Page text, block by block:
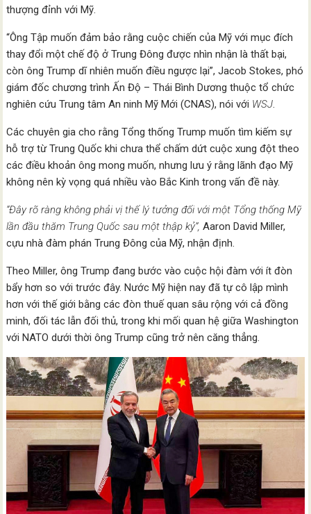
thượng đỉnh với Mỹ.
“Ông Tập muốn đảm bảo rằng cuộc chiến của Mỹ với mục đích
thay đổi một chế độ ở Trung Đông được nhìn nhận là thất bại,
còn ông Trump dĩ nhiên muốn điều ngược lại”, Jacob Stokes, phó
giám đốc chương trình Ấn Độ – Thái Bình Dương thuộc tổ chức
nghiên cứu Trung tâm An ninh Mỹ Mới (CNAS), nói với WSJ.
Các chuyên gia cho rằng Tổng thống Trump muốn tìm kiếm sự
hỗ trợ từ Trung Quốc khi chưa thể chấm dứt cuộc xung đột theo
các điều khoản ông mong muốn, nhưng lưu ý rằng lãnh đạo Mỹ
không nên kỳ vọng quá nhiều vào Bắc Kinh trong vấn đề này.
“Đây rõ ràng không phải vị thế lý tưởng đối với một Tổng thống Mỹ
lần đầu thăm Trung Quốc sau một thập kỷ”, Aaron David Miller,
cựu nhà đàm phán Trung Đông của Mỹ, nhận định.
Theo Miller, ông Trump đang bước vào cuộc hội đàm với ít đòn
bẩy hơn so với trước đây. Nước Mỹ hiện nay đã tự cô lập mình
hơn với thế giới bằng các đòn thuế quan sâu rộng với cả đồng
minh, đối tác lẫn đối thủ, trong khi mối quan hệ giữa Washington
với NATO dưới thời ông Trump cũng trở nên căng thẳng.